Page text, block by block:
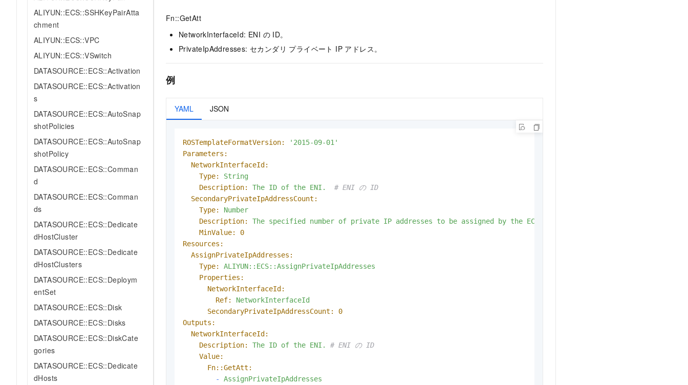
ALIYUN::ECS::SSHKeyPairAtta
chment
ALIYUN::ECS::VPC
ALIYUN::ECS::VSwitch
DATASOURCE::ECS::Activation
DATASOURCE::ECS::Activation
s
DATASOURCE::ECS::AutoSnap
shotPolicies
DATASOURCE::ECS::AutoSnap
shotPolicy
DATASOURCE::ECS::Comman
d
DATASOURCE::ECS::Comman
ds
DATASOURCE::ECS::Dedicate
dHostCluster
DATASOURCE::ECS::Dedicate
dHostClusters
DATASOURCE::ECS::Deploym
entSet
DATASOURCE::ECS::Disk
DATASOURCE::ECS::Disks
DATASOURCE::ECS::DiskCate
gories
DATASOURCE::ECS::Dedicate
dHosts
Fn::GetAtt
NetworkInterfaceId: ENI の ID。
PrivateIpAddresses: セカンダリ プライベート IP アドレス。
例
YAML JSON
ROSTemplateFormatVersion:
'2015-09-01'
Parameters:
NetworkInterfaceId:
Type:
String
Description:
The ID of the ENI.
# ENI の ID
SecondaryPrivateIpAddressCount:
Type:
Number
Description:
The specified number of private IP addresses to be assigned by the ECS
MinValue:
0
Resources:
AssignPrivateIpAddresses:
Type:
ALIYUN::ECS::AssignPrivateIpAddresses
Properties:
NetworkInterfaceId:
Ref:
NetworkInterfaceId
SecondaryPrivateIpAddressCount:
0
Outputs:
NetworkInterfaceId:
Description:
The ID of the ENI.
# ENI の ID
Value:
Fn::GetAtt:
-
AssignPrivateIpAddresses